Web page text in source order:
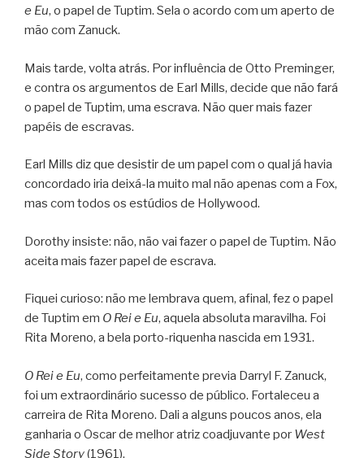
e Eu, o papel de Tuptim. Sela o acordo com um aperto de
mão com Zanuck.
Mais tarde, volta atrás. Por influência de Otto Preminger,
e contra os argumentos de Earl Mills, decide que não fará
o papel de Tuptim, uma escrava. Não quer mais fazer
papéis de escravas.
Earl Mills diz que desistir de um papel com o qual já havia
concordado iria deixá-la muito mal não apenas com a Fox,
mas com todos os estúdios de Hollywood.
Dorothy insiste: não, não vai fazer o papel de Tuptim. Não
aceita mais fazer papel de escrava.
Fiquei curioso: não me lembrava quem, afinal, fez o papel
de Tuptim em O Rei e Eu, aquela absoluta maravilha. Foi
Rita Moreno, a bela porto-riquenha nascida em 1931.
O Rei e Eu, como perfeitamente previa Darryl F. Zanuck,
foi um extraordinário sucesso de público. Fortaleceu a
carreira de Rita Moreno. Dali a alguns poucos anos, ela
ganharia o Oscar de melhor atriz coadjuvante por West
Side Story(1961).